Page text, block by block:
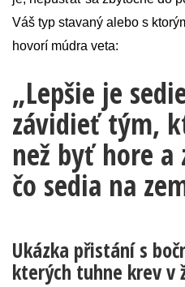
Váš typ stavaný alebo s
hovorí múdra veta:
„Lepšie je
závidieť tým,
než byť hore
čo sedia na
Ukázka přistání s
kterých tuhne krev v